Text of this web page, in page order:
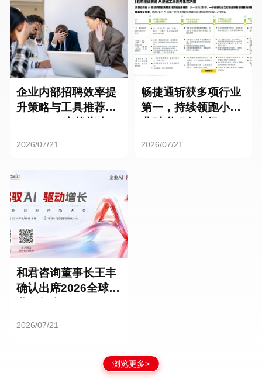
企业内部招聘效率提
升策略与工具推荐：
2026/07/21
畅捷通斩获多项行业
第一，持续领跑小微
2026/07/21
和君咨询董事长王丰
确认出席2026全球商
2026/07/21
浏览更多>